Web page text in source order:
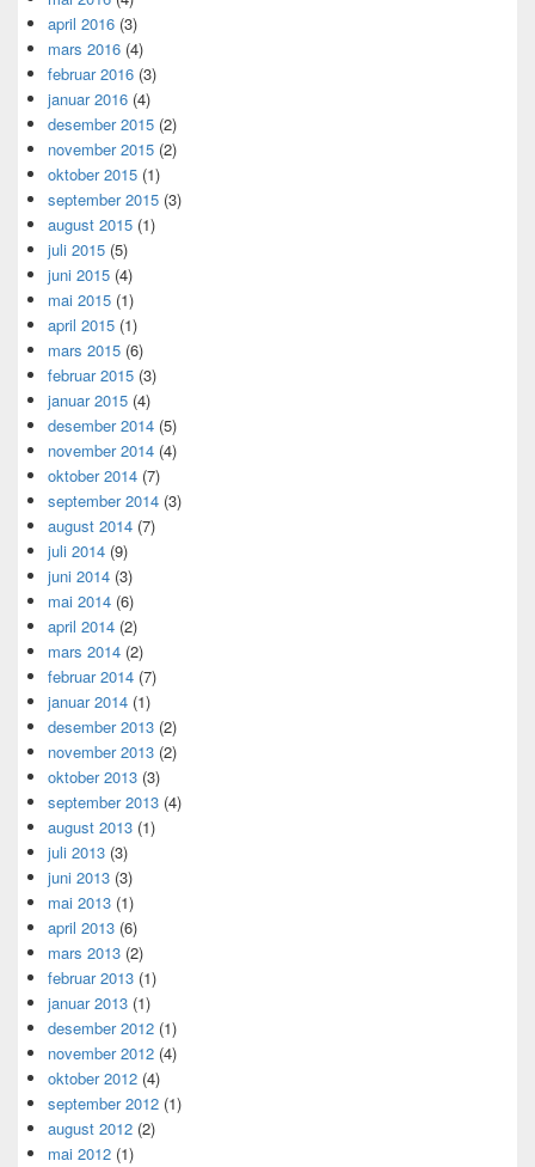
april 2016 (3)
mars 2016 (4)
februar 2016 (3)
januar 2016 (4)
desember 2015 (2)
november 2015 (2)
oktober 2015 (1)
september 2015 (3)
august 2015 (1)
juli 2015 (5)
juni 2015 (4)
mai 2015 (1)
april 2015 (1)
mars 2015 (6)
februar 2015 (3)
januar 2015 (4)
desember 2014 (5)
november 2014 (4)
oktober 2014 (7)
september 2014 (3)
august 2014 (7)
juli 2014 (9)
juni 2014 (3)
mai 2014 (6)
april 2014 (2)
mars 2014 (2)
februar 2014 (7)
januar 2014 (1)
desember 2013 (2)
november 2013 (2)
oktober 2013 (3)
september 2013 (4)
august 2013 (1)
juli 2013 (3)
juni 2013 (3)
mai 2013 (1)
april 2013 (6)
mars 2013 (2)
februar 2013 (1)
januar 2013 (1)
desember 2012 (1)
november 2012 (4)
oktober 2012 (4)
september 2012 (1)
august 2012 (2)
mai 2012 (1)